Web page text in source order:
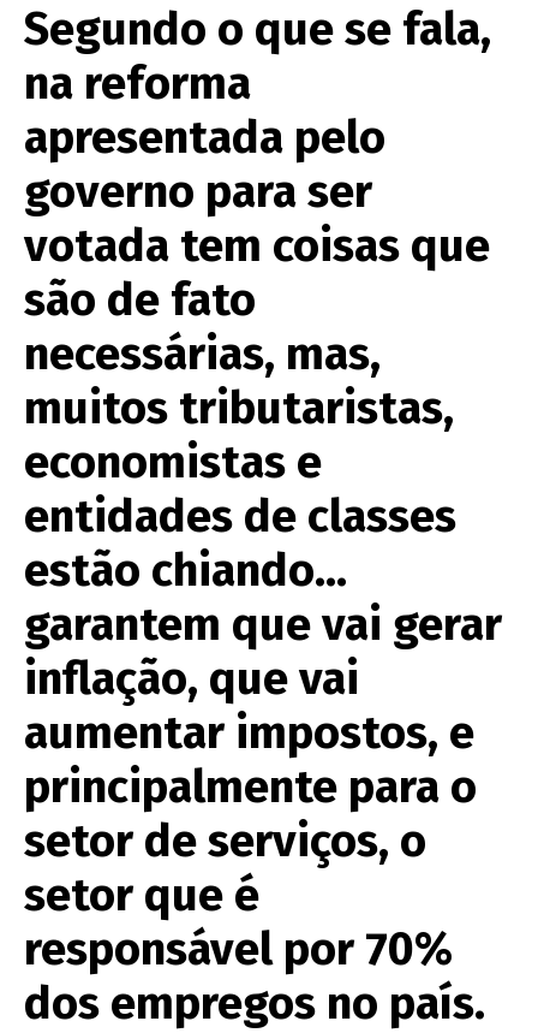
Segundo o que se fala,
na reforma
apresentada pelo
governo para ser
votada tem coisas que
são de fato
necessárias, mas,
muitos tributaristas,
economistas e
entidades de classes
estão chiando…
garantem que vai gerar
inflação, que vai
aumentar impostos, e
principalmente para o
setor de serviços, o
setor que é
responsável por 70%
dos empregos no país.